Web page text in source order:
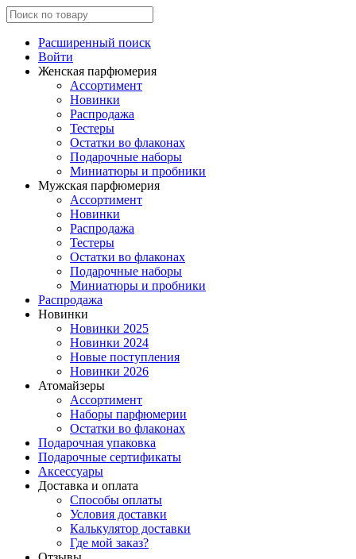
Расширенный поиск
Войти
Женская парфюмерия
Ассортимент
Новинки
Распродажа
Тестеры
Остатки во флаконах
Подарочные наборы
Миниатюры и пробники
Мужская парфюмерия
Ассортимент
Новинки
Распродажа
Тестеры
Остатки во флаконах
Подарочные наборы
Миниатюры и пробники
Распродажа
Новинки
Новинки 2025
Новинки 2024
Новые поступления
Новинки 2026
Атомайзеры
Ассортимент
Наборы парфюмерии
Остатки во флаконах
Подарочная упаковка
Подарочные сертификаты
Аксессуары
Доставка и оплата
Способы оплаты
Условия доставки
Калькулятор доставки
Где мой заказ?